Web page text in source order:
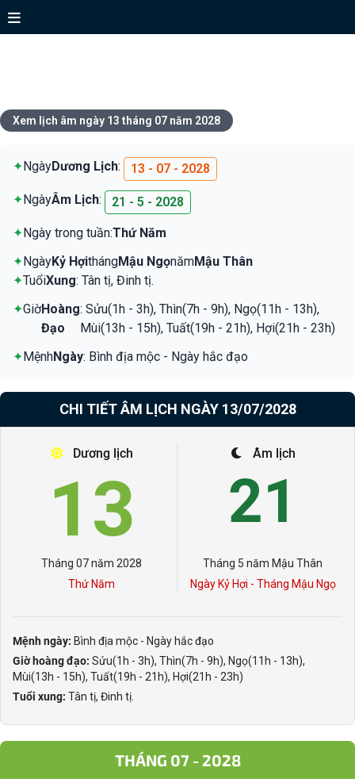
Xem lịch âm ngày 13 tháng 07 năm 2028
✦NgàyDương Lịch: 13 - 07 - 2028
✦NgàyÂm Lịch: 21 - 5 - 2028
✦Ngày trong tuần:Thứ Năm
✦NgàyKỷ HợithángMậu NgọnămMậu Thân
✦TuổiXung: Tân tị, Đinh tị.
✦GiờHoàng
Đạo
: Sửu(1h - 3h), Thìn(7h - 9h), Ngọ(11h - 13h),
Mùi(13h - 15h), Tuất(19h - 21h), Hợi(21h - 23h)
✦MệnhNgày: Bình địa mộc - Ngày hắc đạo
CHI TIẾT ÂM LỊCH NGÀY 13/07/2028
Dương lịch
13
Tháng 07 năm 2028
Thứ Năm
Âm lịch
21
Tháng 5 năm Mậu Thân
Ngày Kỷ Hợi - Tháng Mậu Ngọ
Mệnh ngày: Bình địa mộc - Ngày hắc đạo
Giờ hoàng đạo: Sửu(1h - 3h), Thìn(7h - 9h), Ngọ(11h - 13h),
Mùi(13h - 15h), Tuất(19h - 21h), Hợi(21h - 23h)
Tuổi xung: Tân tị, Đinh tị.
THÁNG 07 - 2028